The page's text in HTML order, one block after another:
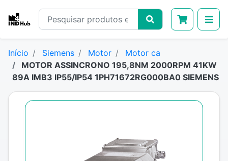
Início Siemens Motor
Motor ca
MOTOR ASSINCRONO 195,8NM 2000RPM 41KW
89A IMB3 IP55/IP54 1PH71672RG000BA0 SIEMENS